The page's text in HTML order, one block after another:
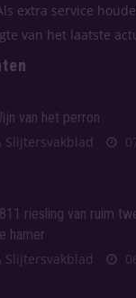
extra service
van het laatste
van het perron
Slijtersvakblad
riesling van ruim
hamer
Slijtersvakblad